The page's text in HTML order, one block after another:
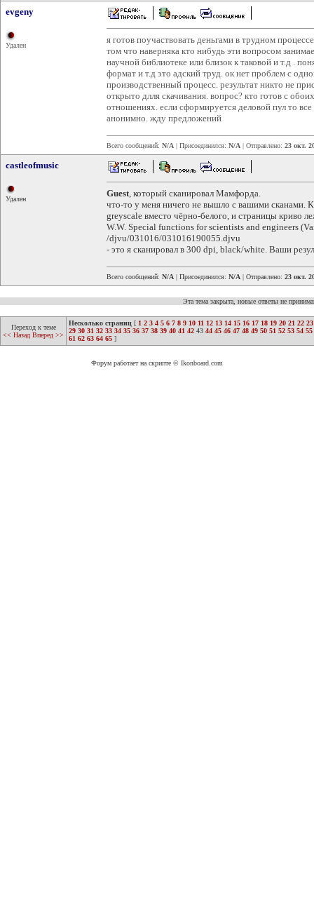
evgeny
Удален
я готов поучаствовать деньгами в трудном
том что наверняка кто нибудь эти вопросом
научной библиотеке или близок к таковой и т.д .
формат и т.д это адский труд. ок нет проблем с
производственный процесс. результат никто не
открыто длля скачивания. вопрос? кто готов с
отношениях. если сформируется деловой пул то
анонимно. жду предложений
Всего сообщений: N/A | Присоединился: N/A | Отправлено: 23 окт.
castleofmusic
Удален
Guest, который сканировал Мамфорда.
что-то у меня ничего не вышло с вашими сканами.
greyscale вместо чёрно-белого, и страницы криво
W.W. Special functions for scientists and engineers
/djvu/031016/031016190055.djvu
- это я сканировал в 300 dpi, black/white. Ваши
Всего сообщений: N/A | Присоединился: N/A | Отправлено: 23 окт.
Эта тема закрыта, новые ответы не
Переход к теме
<< Назад Вперед >>
Несколько страниц [ 1 2 3 4 5 6 7 8 9 10 11 12 13 14 15 16 17 18 19 20 21 22 23
29 30 31 32 33 34 35 36 37 38 39 40 41 42 43 44 45 46 47 48 49 50 51 52 53 54 55
61 62 63 64 65 ]
Форум работает на скрипте © Ikonboard.com